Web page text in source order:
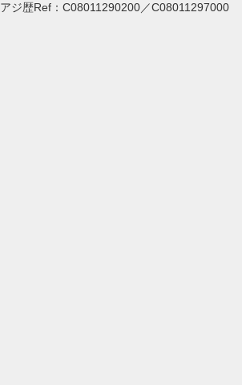
アジ歴Ref：C08011290200／C08011297000